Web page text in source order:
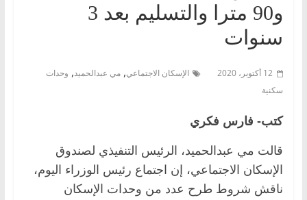
و90 مترا والتسليم بعد 3
سنوات
12 أكتوبر، 2020 الإسكان الاجتماعي, مي عبدالحميد, وحدات
سكنية
كتب- فارس فكري
قالت مي عبدالحميد، الرئيس التنفيذي لصندوق
الإسكان الاجتماعي، إن اجتماع رئيس الوزراء اليوم،
ناقش شروط طرح عدد من وحدات الإسكان